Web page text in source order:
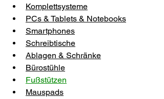
Komplettsysteme
PCs & Tablets & Notebooks
Smartphones
Schreibtische
Ablagen & Schränke
Bürostühle
Fußstützen
Mauspads